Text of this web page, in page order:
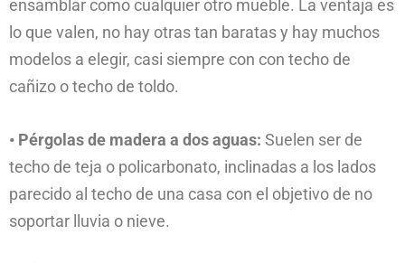
ensamblar como cualquier otro mueble. La ventaja es
lo que valen, no hay otras tan baratas y hay muchos
modelos a elegir, casi siempre con con techo de
cañizo o techo de toldo.
• Pérgolas de madera a dos aguas: Suelen ser de
techo de teja o policarbonato, inclinadas a los lados
parecido al techo de una casa con el objetivo de no
soportar lluvia o nieve.